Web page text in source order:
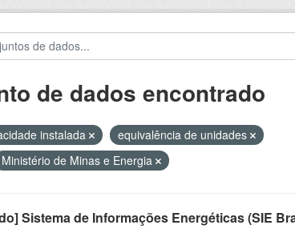
de dados encontrado
instalada
equivalência de unidades
Ministério de Minas e Energia
Sistema de Informações Energéticas (SIE